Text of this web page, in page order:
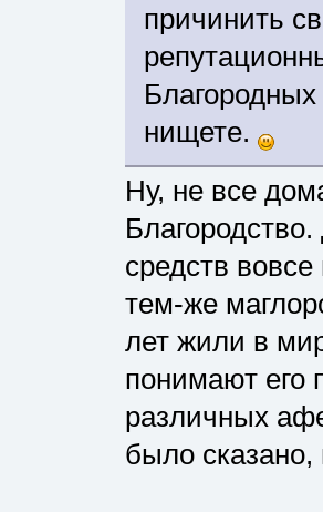
причинить
нищете.
Ну, не все
средств
тем-же
лет жили в
понимают его
различных
было